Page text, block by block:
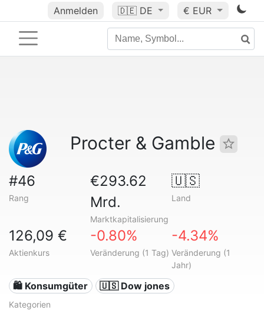
Anmelden 🇩🇪 DE € EUR
Procter & Gamble
#46
Rang
€293.62
Mrd.
Marktkapitalisierung
🇺🇸
Land
126,09 €
Aktienkurs
-0.80%
Veränderung (1 Tag)
-4.34%
Veränderung (1
Jahr)
🛍 Konsumgüter 🇺🇸 Dow jones
Kategorien